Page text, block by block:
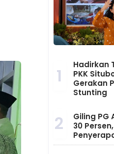
1
Hadirkan
PKK
Gerakan
Stunting
2
Giling PG
30